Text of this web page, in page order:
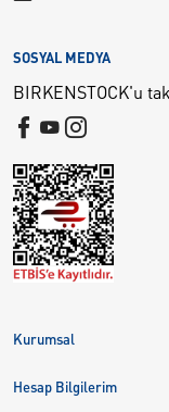
Kurumsal
Hesap Bilgilerim
SOSYAL MEDYA
BIRKENSTOCK'u